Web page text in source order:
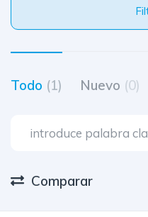
Todo (1) Nuevo (0)
Comparar